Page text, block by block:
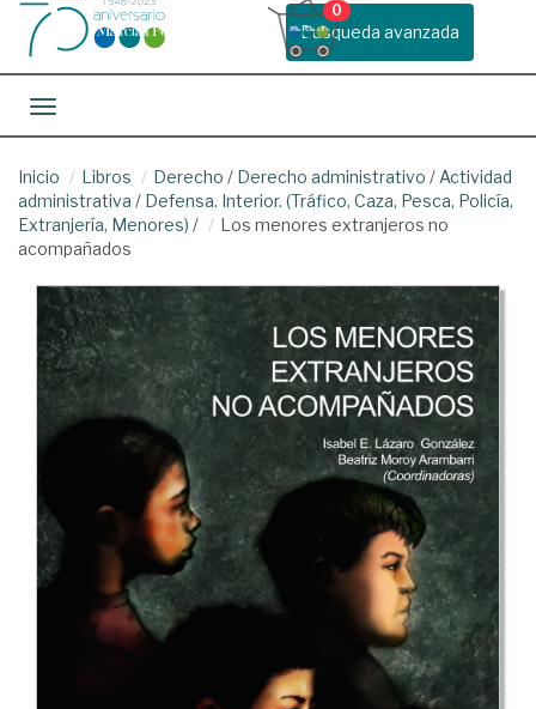
Busqueda avanzada
0
Toggle navigation
Inicio Libros Derecho / Derecho administrativo / Actividad
administrativa / Defensa. Interior. (Tráfico, Caza, Pesca, Policía,
Extranjería, Menores) /
Los menores extranjeros no
acompañados